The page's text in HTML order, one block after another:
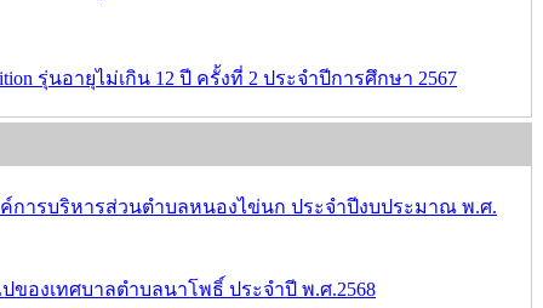
รุ่นอายุไม่เกิน 12 ปี ครั้งที่ 2 ประจำปีการศึกษา 2567
การบริหารส่วนตำบลหนองไข่นก ประจำปีงบประมาณ พ.ศ.
องเทศบาลตำบลนาโพธิ์ ประจำปี พ.ศ.2568